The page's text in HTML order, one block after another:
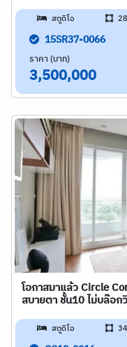
สตูดิโอ
15SR37-0066
ราคา (บาท)
3,500,000
โอกาสมาแล้ว Circle
สบายตา ชั้น10 ไม่บล๊อ
สตูดิโอ